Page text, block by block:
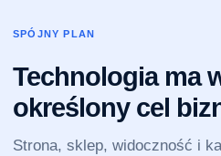
SPÓJNY PLAN
Technologia ma
określony cel
Strona, sklep, widoczność i